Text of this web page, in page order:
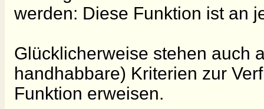
werden: Diese Funktion ist an
Glücklicherweise stehen auch
handhabbare) Kriterien zur
Funktion erweisen.